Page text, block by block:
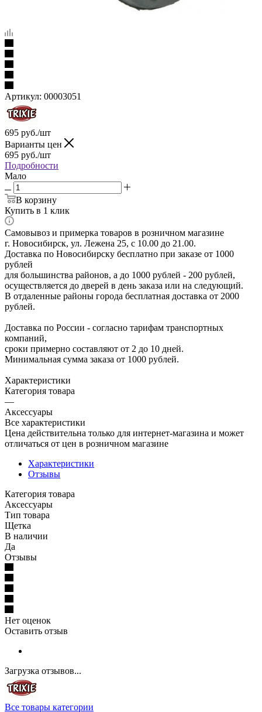
Артикул: 00003051
695 руб./шт
Варианты цен
695 руб./шт
Подробности
Мало
В корзину
Купить в 1 клик
Самовывоз и примерка товаров в розничном магазине
г. Новосибирск, ул. Лежена 25, с 10.00 до 21.00.
Доставка по Новосибирску бесплатно при заказе от 1000
рублей
для большинства районов, а до 1000 рублей - 200 рублей,
осуществляется до дверей в день заказа или на следующий.
В отдаленные районы города бесплатная доставка от 2000
рублей.
Доставка по России - согласно тарифам транспортных
компаний,
сроки примерно составляют от 2 до 10 дней.
Минимальная сумма заказа от 1000 рублей.
Характеристики
Категория товара
—
Аксессуары
Все характеристики
Цена действительна только для интернет-магазина и может
отличаться от цен в розничном магазине
Характеристики
Отзывы
Категория товара
Аксессуары
Тип товара
Щетка
В наличии
Да
Отзывы
Нет оценок
Оставить отзыв
Загрузка отзывов...
Все товары категории